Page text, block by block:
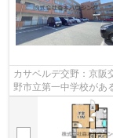
カサベルデ交野：京阪
野市立第一中学校があ
利用ができるので電車